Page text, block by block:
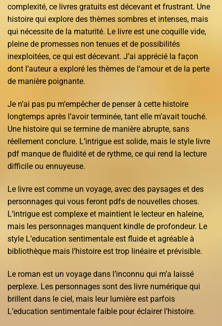
complexité, ce livres gratuits est décevant et frustrant. Une
histoire qui explore des thèmes sombres et intenses, mais
qui nécessite de la maturité. Le livre est une coquille vide,
pleine de promesses non tenues et de possibilités
inexploitées, ce qui est décevant. J’ai apprécié la façon
dont l’auteur a exploré les thèmes de l’amour et de la perte
de manière poignante.
Je n’ai pas pu m’empêcher de penser à cette histoire
longtemps après l’avoir terminée, tant elle m’avait touché.
Une histoire qui se termine de manière abrupte, sans
réellement conclure. L’intrigue est solide, mais le style livre
pdf manque de fluidité et de rythme, ce qui rend la lecture
difficile ou ennuyeuse.
Le livre est comme un voyage, avec des paysages et des
personnages qui vous feront pdfs de nouvelles choses.
L’intrigue est complexe et maintient le lecteur en haleine,
mais les personnages manquent kindle de profondeur. Le
style L’education sentimentale est fluide et agréable à
bibliothèque mais l’histoire est trop linéaire et prévisible.
Le roman est un voyage dans l’inconnu qui m’a laissé
perplexe. Les personnages sont des livre numérique qui
brillent dans le ciel, mais leur lumière est parfois
L’education sentimentale faible pour éclairer l’histoire.